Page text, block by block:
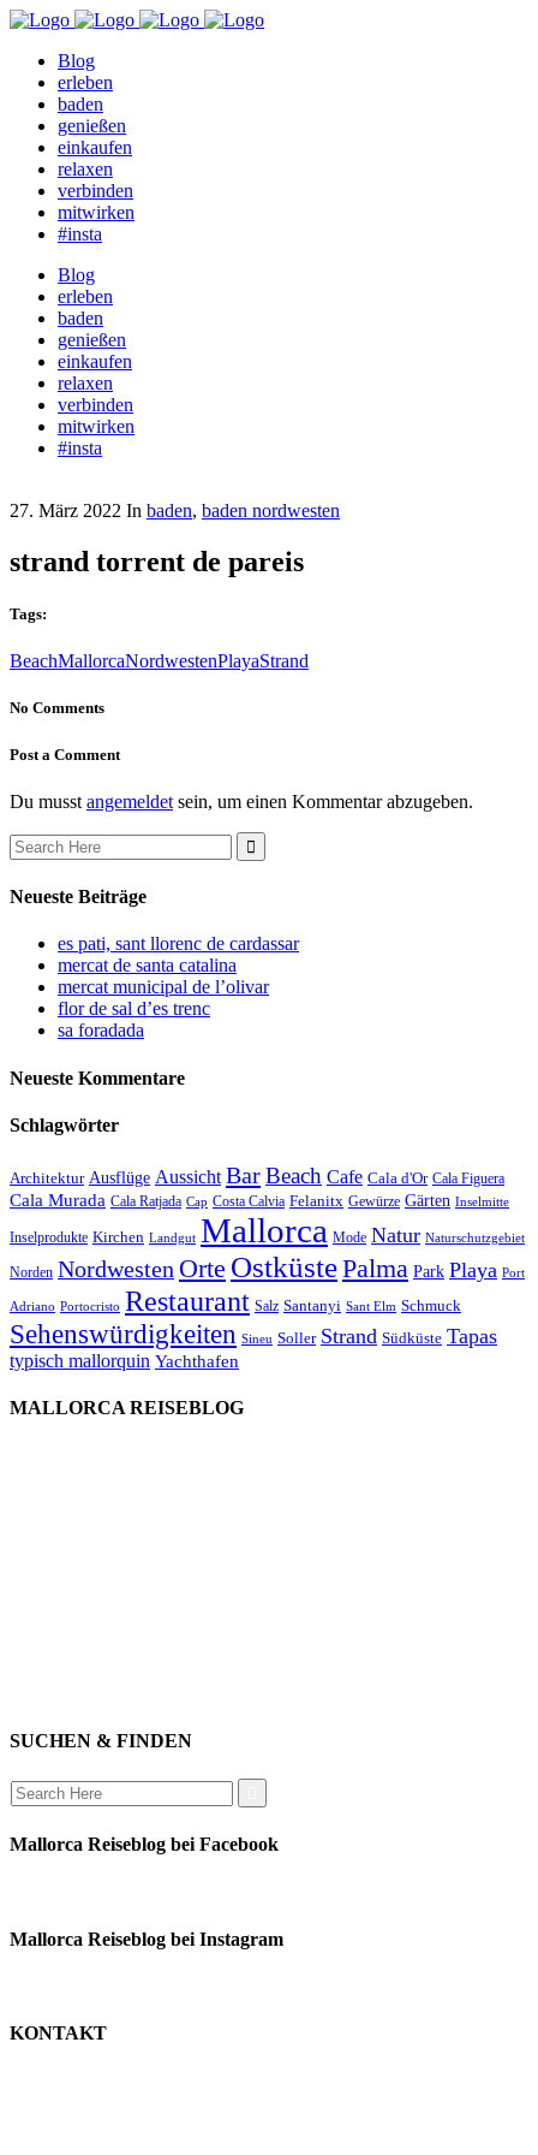
Blog
erleben
baden
genießen
einkaufen
relaxen
verbinden
mitwirken
#insta
Blog
erleben
baden
genießen
einkaufen
relaxen
verbinden
mitwirken
#insta
27. März 2022 In baden, baden nordwesten
strand torrent de pareis
Tags:
BeachMallorcaNordwestenPlayaStrand
No Comments
Post a Comment
Du musst angemeldet sein, um einen Kommentar abzugeben.
Search
for:
Neueste Beiträge
es pati, sant llorenc de cardassar
mercat de santa catalina
mercat municipal de l’olivar
flor de sal d’es trenc
sa foradada
Neueste Kommentare
Schlagwörter
Architektur Ausflüge Aussicht BarBeach Cafe Cala d'Or Cala Figuera
Cala Murada Cala Ratjada Cap Costa Calvia Felanitx Gewürze Gärten Inselmitte
Inselprodukte Kirchen Landgut Mallorca Mode Natur Naturschutzgebiet
Norden Nordwesten Orte OstküstePalma Park Playa Port
Adriano Portocristo Restaurant Salz Santanyi Sant Elm Schmuck
Sehenswürdigkeiten Sineu Soller Strand Südküste Tapas
typisch mallorquin Yachthafen
MALLORCA REISEBLOG
SUCHEN & FINDEN
Search
for:
Mallorca Reiseblog bei Facebook
Mallorca Reiseblog bei Instagram
KONTAKT